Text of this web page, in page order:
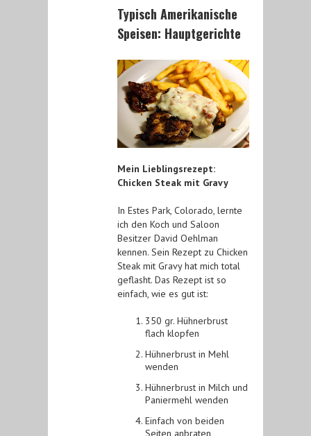
Typisch Amerikanische
Speisen: Hauptgerichte
Mein Lieblingsrezept:
Chicken Steak mit Gravy
In Estes Park, Colorado, lernte
ich den Koch und Saloon
Besitzer David Oehlman
kennen. Sein Rezept zu Chicken
Steak mit Gravy hat mich total
geflasht. Das Rezept ist so
einfach, wie es gut ist:
350 gr. Hühnerbrust
flach klopfen
Hühnerbrust in Mehl
wenden
Hühnerbrust in Milch und
Paniermehl wenden
Einfach von beiden
Seiten anbraten